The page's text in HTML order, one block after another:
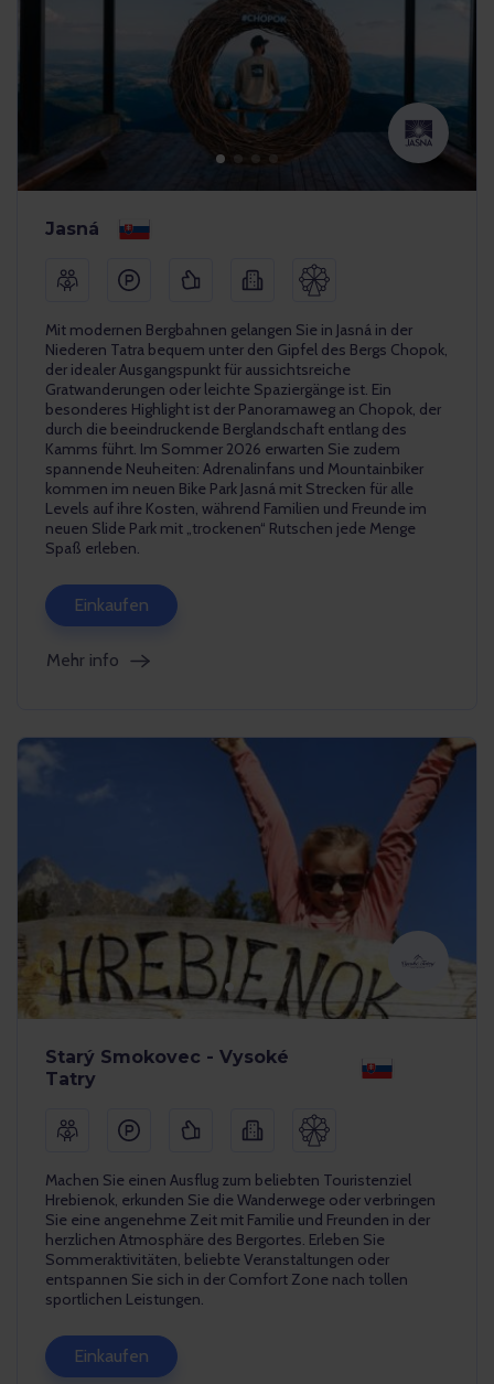
Jasná
Mit modernen Bergbahnen gelangen Sie in Jasná in der
Niederen Tatra bequem unter den Gipfel des Bergs Chopok,
der idealer Ausgangspunkt für aussichtsreiche
Gratwanderungen oder leichte Spaziergänge ist. Ein
besonderes Highlight ist der Panoramaweg an Chopok, der
durch die beeindruckende Berglandschaft entlang des
Kamms führt. Im Sommer 2026 erwarten Sie zudem
spannende Neuheiten: Adrenalinfans und Mountainbiker
kommen im neuen Bike Park Jasná mit Strecken für alle
Levels auf ihre Kosten, während Familien und Freunde im
neuen Slide Park mit „trockenen“ Rutschen jede Menge
Spaß erleben.
Einkaufen
Mehr info
Starý Smokovec - Vysoké
Tatry
Machen Sie einen Ausflug zum beliebten Touristenziel
Hrebienok, erkunden Sie die Wanderwege oder verbringen
Sie eine angenehme Zeit mit Familie und Freunden in der
herzlichen Atmosphäre des Bergortes. Erleben Sie
Sommeraktivitäten, beliebte Veranstaltungen oder
entspannen Sie sich in der Comfort Zone nach tollen
sportlichen Leistungen.
Einkaufen